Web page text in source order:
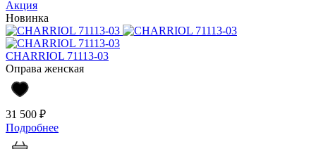
Акция
Новинка
CHARRIOL 71113-03
Оправа женская
31 500 ₽
Подробнее